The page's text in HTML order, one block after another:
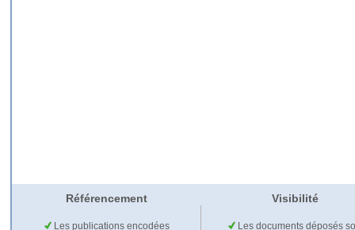
Référencement Visibilité
Les publications encodées
Les documents déposés